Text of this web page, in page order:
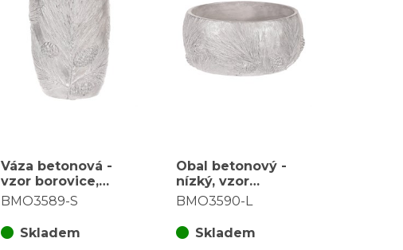
Váza betonová -
vzor borovice,
barva stříbrná
BMO3589-S
Skladem
Obal betonový -
nízký, vzor
borovice, barva
BMO3590-L
Skladem